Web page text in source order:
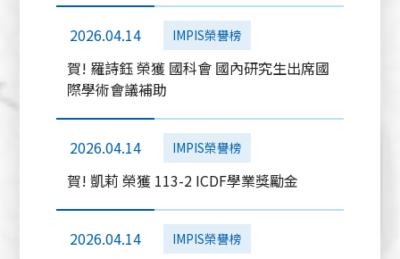
2026.04.14 IMPIS榮譽榜
賀! 羅詩鈺 榮獲 國科會 國內研究生出席國
際學術會議補助
2026.04.14 IMPIS榮譽榜
賀! 凱莉 榮獲 113-2 ICDF學業獎勵金
2026.04.14 IMPIS榮譽榜